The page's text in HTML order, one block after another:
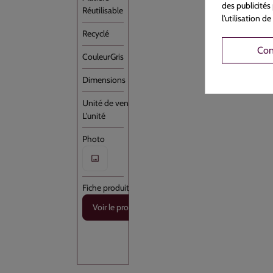
Réutilisable
Gris
L'unité
Voir le produit
des publicités
l'utilisation de